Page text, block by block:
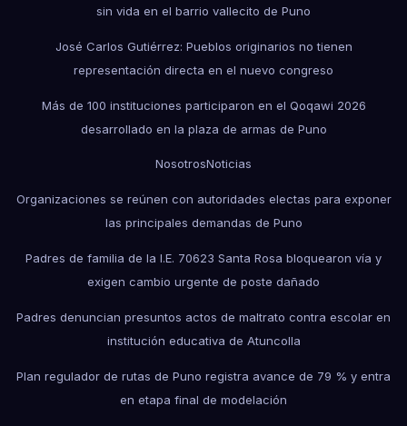
sin vida en el barrio vallecito de Puno
José Carlos Gutiérrez: Pueblos originarios no tienen
representación directa en el nuevo congreso
Más de 100 instituciones participaron en el Qoqawi 2026
desarrollado en la plaza de armas de Puno
NosotrosNoticias
Organizaciones se reúnen con autoridades electas para exponer
las principales demandas de Puno
Padres de familia de la I.E. 70623 Santa Rosa bloquearon vía y
exigen cambio urgente de poste dañado
Padres denuncian presuntos actos de maltrato contra escolar en
institución educativa de Atuncolla
Plan regulador de rutas de Puno registra avance de 79 % y entra
en etapa final de modelación